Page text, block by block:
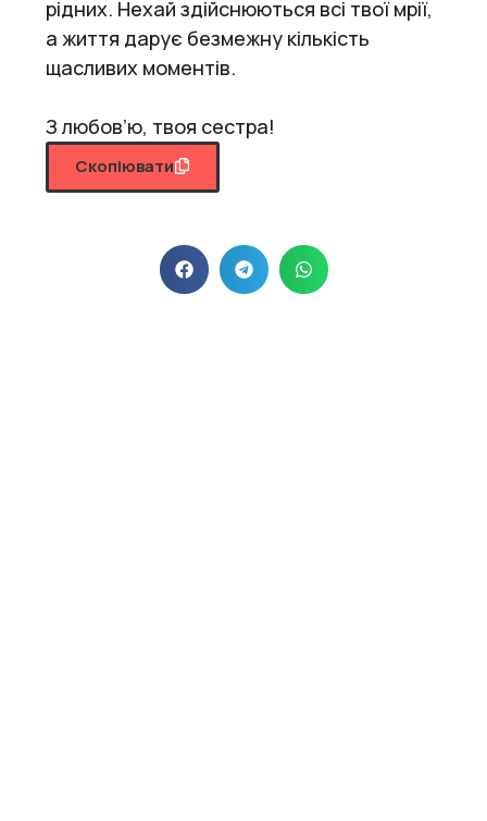
рідних. Нехай здійснюються всі твої мрії,
а життя дарує безмежну кількість
щасливих моментів.
З любов’ю, твоя сестра!
Скопіювати